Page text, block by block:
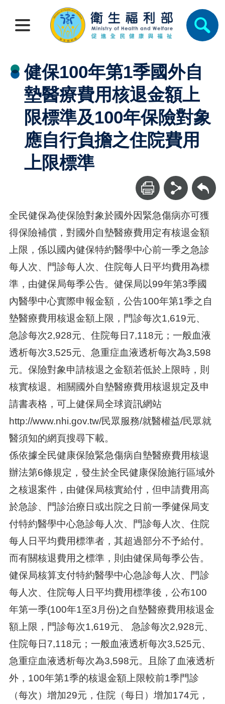
健保100年第1季國外自
墊醫療費用核退金額上
限標準及100年保險對象
應自行負擔之住院費用
上限標準
回上一頁
全民健保為使保險對象於國外因緊急傷病亦可獲
得保險補償，對國外自墊醫療費用定有核退金額
上限，係以國內健保特約醫學中心前一季之急診
每人次、門診每人次、住院每人日平均費用為標
準，由健保局每季公告。健保局以99年第3季國
內醫學中心實際申報金額，公告100年第1季之自
墊醫療費用核退金額上限，門診每次1,619元、
急診每次2,928元、住院每日7,118元；一般血液
透析每次3,525元、急重症血液透析每次為3,598
元。保險對象申請核退之金額若低於上限時，則
核實核退。相關國外自墊醫療費用核退規定及申
請書表格，可上健保局全球資訊網站
http://www.nhi.gov.tw/民眾服務/就醫權益/民眾就
醫須知的網頁搜尋下載。
係依據全民健康保險緊急傷病自墊醫療費用核退
辦法第6條規定，發生於全民健康保險施行區域外
之核退案件，由健保局核實給付，但申請費用高
於急診、門診治療日或出院之日前一季健保局支
付特約醫學中心急診每人次、門診每人次、住院
每人日平均費用標準者，其超過部分不予給付。
而有關核退費用之標準，則由健保局每季公告。
健保局核算支付特約醫學中心急診每人次、門診
每人次、住院每人日平均費用標準後，公布100
年第一季(100年1至3月份)之自墊醫療費用核退金
額上限，門診每次1,619元、 急診每次2,928元、
住院每日7,118元；一般血液透析每次3,525元、
急重症血液透析每次為3,598元。且除了血液透析
外，100年第1季的核退金額上限較前1季門診
（每次）增加29元，住院（每日）增加174元，